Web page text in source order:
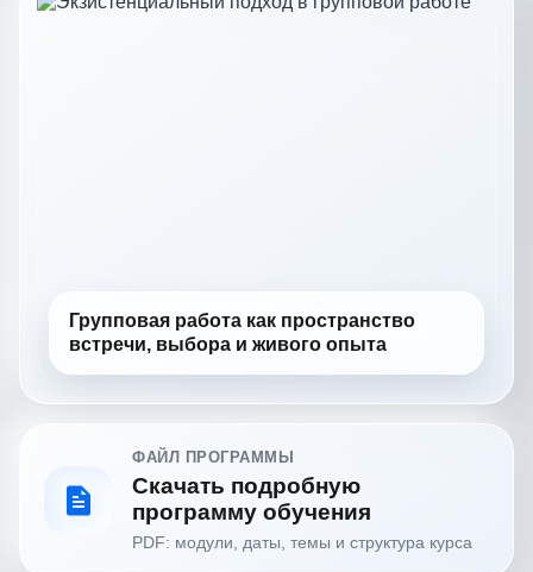
Групповая работа как пространство
встречи, выбора и живого опыта
ФАЙЛ ПРОГРАММЫ
Скачать подробную
программу обучения
PDF: модули, даты, темы и структура курса